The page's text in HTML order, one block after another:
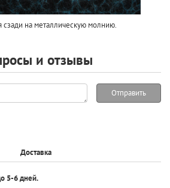
сзади на металлическую молнию.
и отзывы
Отправить
Доставка
5-6 дней.